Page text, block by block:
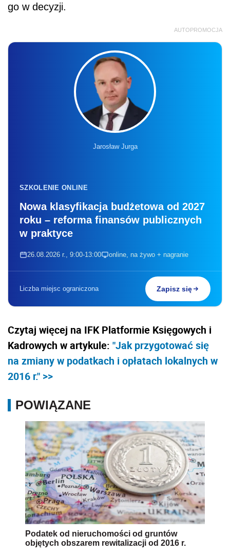
go w decyzji.
AUTOPROMOCJA
Jarosław Jurga
SZKOLENIE ONLINE
Nowa klasyfikacja budżetowa od 2027
roku – reforma finansów publicznych
w praktyce
26.08.2026 r., 9:00-13:00 online, na żywo + nagranie
Liczba miejsc ograniczona Zapisz się
Czytaj więcej na IFK Platformie Księgowych i
Kadrowych w artykule: "Jak przygotować się
na zmiany w podatkach i opłatach lokalnych w
2016 r." >>
POWIĄZANE
Podatek od nieruchomości od gruntów
objętych obszarem rewitalizacji od 2016 r.